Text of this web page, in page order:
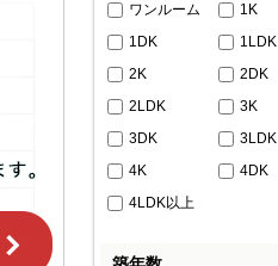
ワンルーム
1K
1DK
1LDK
2K
2DK
2LDK
3K
3DK
3LDK
4K
4DK
4LDK以上